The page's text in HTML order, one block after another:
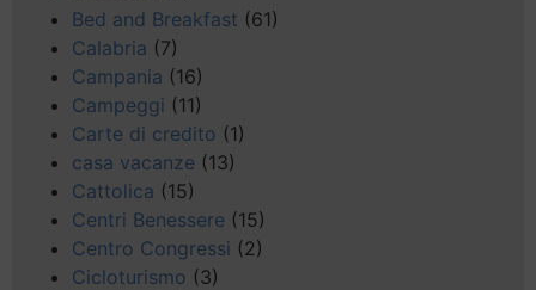
Bed and Breakfast (61)
Calabria (7)
Campania (16)
Campeggi (11)
Carte di credito (1)
casa vacanze (13)
Cattolica (15)
Centri Benessere (15)
Centro Congressi (2)
Cicloturismo (3)